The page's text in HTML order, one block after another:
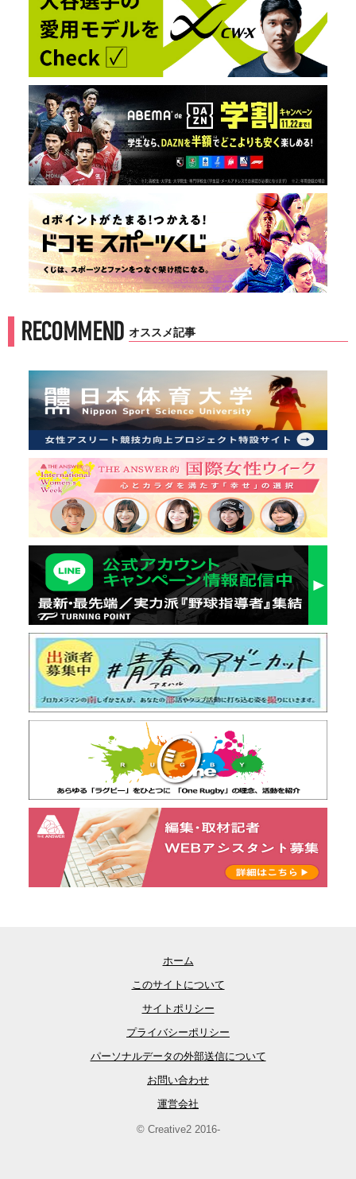
RECOMMEND オススメ記事
ホーム
このサイトについて
サイトポリシー
プライバシーポリシー
パーソナルデータの外部送信について
お問い合わせ
運営会社
© Creative2 2016-